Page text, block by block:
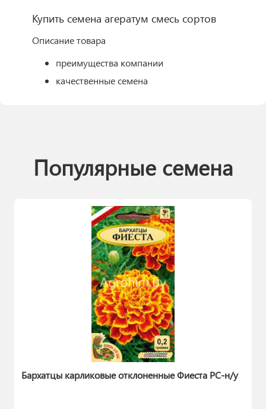
Купить семена агератум смесь сортов
Описание товара
преимущества компании
качественные семена
Популярные семена
Бархатцы карликовые отклоненные Фиеста РС-н/у